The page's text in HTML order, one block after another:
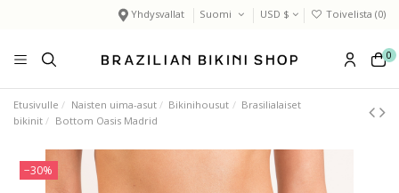
Yhdysvallat Suomi USD $ Toivelista (0)
0
Etusivulle Naisten uima-asut Bikinihousut
Brasilialaiset
bikinit
Bottom Oasis Madrid
−30%